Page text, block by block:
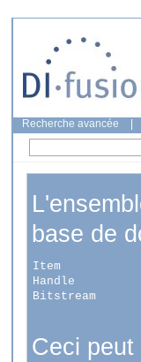
Recherche avancée
base de
Item
Handle
Bitstream
Ceci